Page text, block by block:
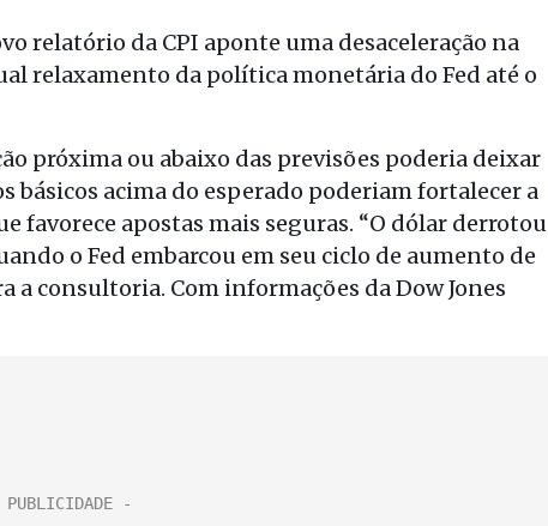
relatório da CPI aponte uma desaceleração na
relaxamento da política monetária do Fed até o
próxima ou abaixo das previsões poderia deixar
básicos acima do esperado poderiam fortalecer a
favorece apostas mais seguras. “O dólar derrotou
o Fed embarcou em seu ciclo de aumento de
a consultoria. Com informações da Dow Jones